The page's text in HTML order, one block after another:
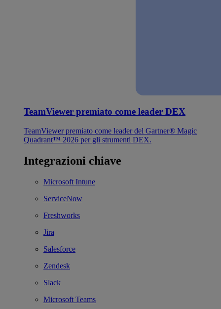
TeamViewer premiato come leader DEX
TeamViewer premiato come leader del Gartner® Magic
Quadrant™ 2026 per gli strumenti DEX.
Integrazioni chiave
Microsoft Intune
ServiceNow
Freshworks
Jira
Salesforce
Zendesk
Slack
Microsoft Teams